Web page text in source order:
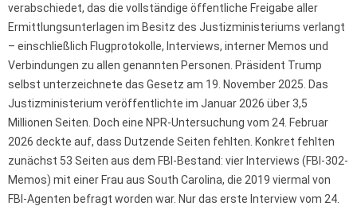
verabschiedet, das die vollständige öffentliche Freigabe aller
Ermittlungsunterlagen im Besitz des Justizministeriums verlangt
– einschließlich Flugprotokolle, Interviews, interner Memos und
Verbindungen zu allen genannten Personen. Präsident Trump
selbst unterzeichnete das Gesetz am 19. November 2025. Das
Justizministerium veröffentlichte im Januar 2026 über 3,5
Millionen Seiten. Doch eine NPR-Untersuchung vom 24. Februar
2026 deckte auf, dass Dutzende Seiten fehlten. Konkret fehlten
zunächst 53 Seiten aus dem FBI-Bestand: vier Interviews (FBI-302-
Memos) mit einer Frau aus South Carolina, die 2019 viermal von
FBI-Agenten befragt worden war. Nur das erste Interview vom 24.